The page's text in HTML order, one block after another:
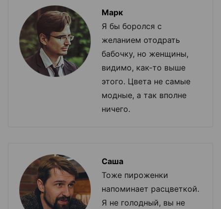
Марк
Я бы боролся с
желанием отодрать
бабочку, но женщины,
видимо, как-то выше
этого. Цвета не самые
модные, а так вполне
ничего.
Саша
Тоже пироженки
напоминает расцветкой.
Я не голодный, вы не